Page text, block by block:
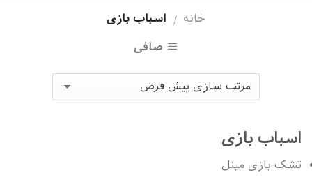
خانه / اسباب بازی
صافی
اسباب بازی
تشک بازی مینل